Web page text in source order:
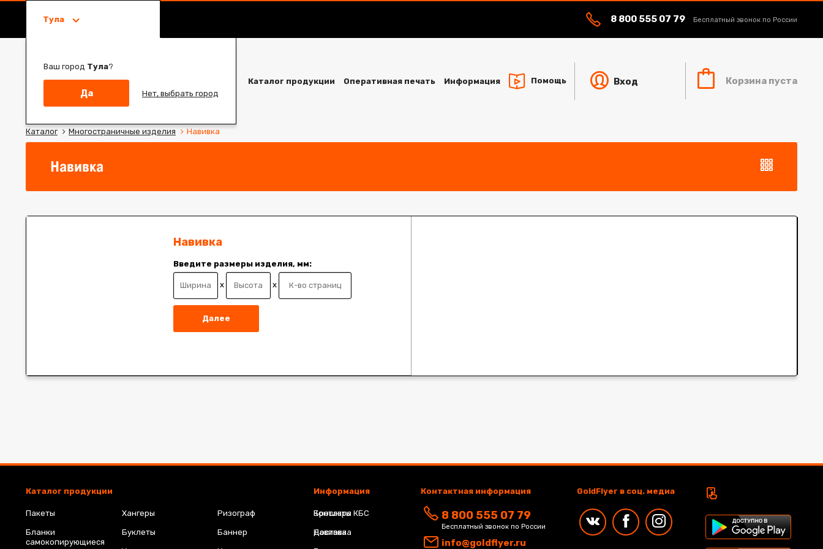
8 800 555 07 79 Бесплатный звонок по России
Тула
Ваш город Тула?
Да Нет, выбрать город
Корзина пуста
Вход
Каталог продукции Оперативная печать Информация Помощь
Каталог Многостраничные изделия Навивка
Навивка
Навивка
Введите размеры изделия, мм:
x x
Далее
Каталог продукции
Пакеты
Бланки
самокопирующиеся
Хангеры
Буклеты
Ризограф
Баннер
Брошюра КБС
Навивка
Информация
Контакты
Доставка
Контактная информация
8 800 555 07 79
Бесплатный звонок по России
info@goldflyer.ru
GoldFlyer в соц. медиа